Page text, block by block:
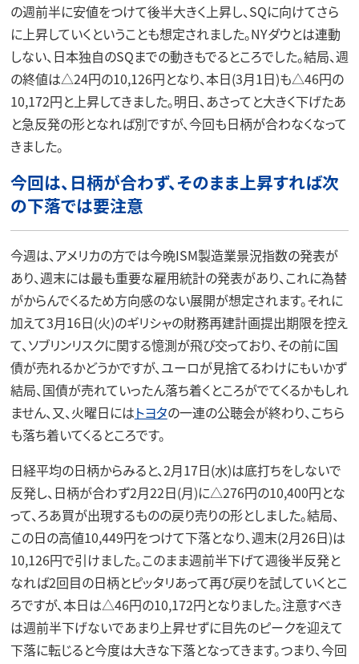
の週前半に安値をつけて後半大きく上昇し、SQに向けてさら
に上昇していくということも想定されました。NYダウとは連動
しない、日本独自のSQまでの動きもでるところでした。結局、週
の終値は△24円の10,126円となり、本日(3月1日)も△46円の
10,172円と上昇してきました。明日、あさってと大きく下げたあ
と急反発の形となれば別ですが、今回も日柄が合わなくなって
きました。
今回は、日柄が合わず、そのまま上昇すれば次
の下落では要注意
今週は、アメリカの方では今晩ISM製造業景況指数の発表が
あり、週末には最も重要な雇用統計の発表があり、これに為替
がからんでくるため方向感のない展開が想定されます。それに
加えて3月16日(火)のギリシャの財務再建計画提出期限を控え
て、ソブリンリスクに関する憶測が飛び交っており、その前に国
債が売れるかどうかですが、ユーロが見捨てるわけにもいかず
結局、国債が売れていったん落ち着くところがでてくるかもしれ
ません、又、火曜日にはトヨタの一連の公聴会が終わり、こちら
も落ち着いてくるところです。
日経平均の日柄からみると、2月17日(水)は底打ちをしないで
反発し、日柄が合わず2月22日(月)に△276円の10,400円とな
って、ろあ買が出現するものの戻り売りの形としました。結局、
この日の高値10,449円をつけて下落となり、週末(2月26日)は
10,126円で引けました。このまま週前半下げて週後半反発と
なれば2回目の日柄とピッタリあって再び戻りを試していくとこ
ろですが、本日は△46円の10,172円となりました。注意すべき
は週前半下げないであまり上昇せずに目先のピークを迎えて
下落に転じると今度は大きな下落となってきます。つまり、今回